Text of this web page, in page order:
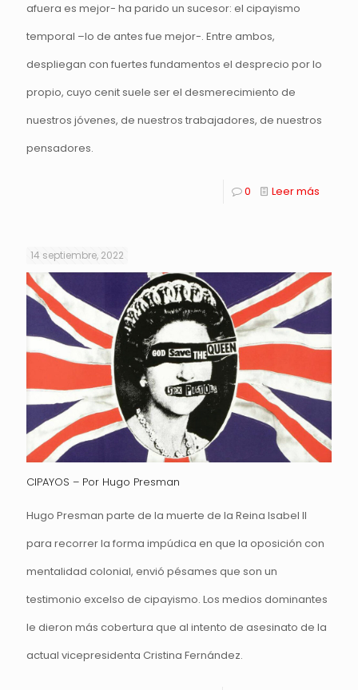
afuera es mejor- ha parido un sucesor: el cipayismo
temporal –lo de antes fue mejor-. Entre ambos,
despliegan con fuertes fundamentos el desprecio por lo
propio, cuyo cenit suele ser el desmerecimiento de
nuestros jóvenes, de nuestros trabajadores, de nuestros
pensadores.
0 Leer más
14 septiembre, 2022
CIPAYOS – Por Hugo Presman
Hugo Presman parte de la muerte de la Reina Isabel II
para recorrer la forma impúdica en que la oposición con
mentalidad colonial, envió pésames que son un
testimonio excelso de cipayismo. Los medios dominantes
le dieron más cobertura que al intento de asesinato de la
actual vicepresidenta Cristina Fernández.